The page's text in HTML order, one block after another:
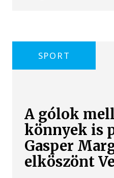
SPORT
A gólok
könnyek is
Gasper
elköszönt